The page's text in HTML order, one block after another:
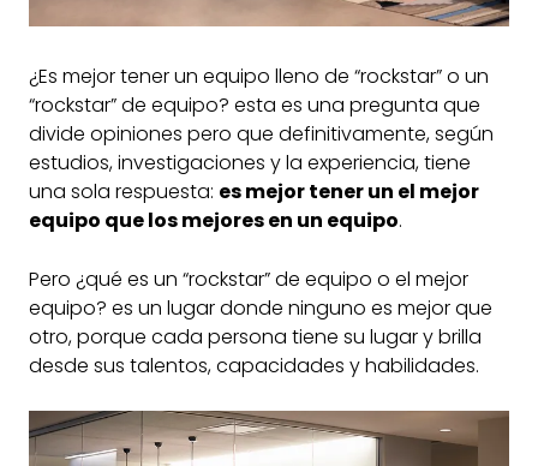
¿Es mejor tener un equipo lleno de “rockstar” o un
“rockstar” de equipo? esta es una pregunta que
divide opiniones pero que definitivamente, según
estudios, investigaciones y la experiencia, tiene
una sola respuesta: es mejor tener un el mejor
equipo que los mejores en un equipo.
Pero ¿qué es un “rockstar” de equipo o el mejor
equipo? es un lugar donde ninguno es mejor que
otro, porque cada persona tiene su lugar y brilla
desde sus talentos, capacidades y habilidades.